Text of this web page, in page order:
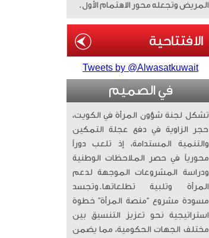
المريض وتجعله محور الاهتمام الأول.
Tweets by @Alwasatkuwait
في الصميم
تشكل لجنة شؤون المرأة في الكويت،
حجر الزاوية في دفع عجلة التمكين
والتنمية المستدامة، إذ تلعب دوراً
محورياً في حصر الملاحظات الوطنية
ودراسة المشروعات الموجهة لدعم
المرأة وتلبية تطلعاتها. ​وتجسد
مسودة مشروع “منصة المرأة” خطوة
استراتيجية نحو تعزيز التنسيق بين
مختلف الجهات الحكومية، مما يضمن